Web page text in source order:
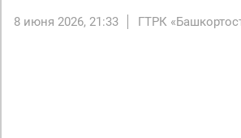
8 июня 2026, 21:33 ГТРК